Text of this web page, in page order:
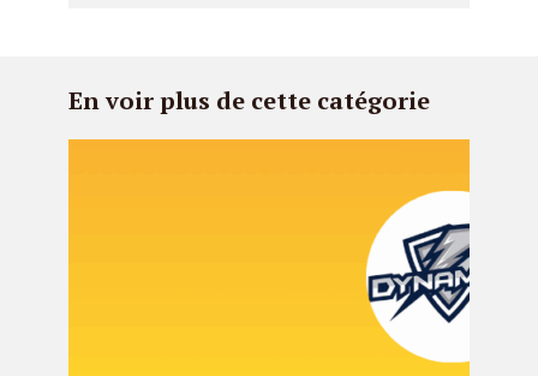
En voir plus de cette catégorie